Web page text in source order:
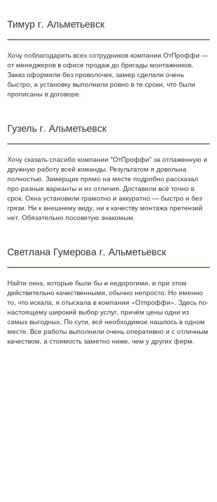
Тимур г. Альметьевск
Хочу поблагодарить всех сотрудников компании ОтПроффи —
от менеджеров в офисе продаж до бригады монтажников.
Заказ оформили без проволочек, замер сделали очень
быстро, а установку выполнили ровно в те сроки, что были
прописаны в договоре.
Гузель г. Альметьевск
Хочу сказать спасибо компании "ОтПроффи" за отлаженную и
дружную работу всей команды. Результатом я довольна
полностью. Замерщик прямо на месте подробно рассказал
про разные варианты и их отличия. Доставили всё точно в
срок. Окна установили грамотно и аккуратно — быстро и без
грязи. Ни к внешнему виду, ни к качеству монтажа претензий
нет. Обязательно посоветую знакомым.
Светлана Гумерова г. Альметьевск
Найти окна, которые были бы и недорогими, и при этом
действительно качественными, обычно непросто. Но именно
то, что искала, я отыскала в компании «Отпроффи». Здесь по-
настоящему широкий выбор услуг, причём цены одни из
самых выгодных. По сути, всё необходимое нашлось в одном
месте. Все работы выполнили очень оперативно и с отличным
качеством, а стоимость заметно ниже, чем у других фирм.